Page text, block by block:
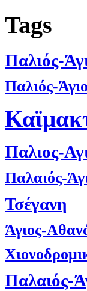
Tags
Παλιός-
Παλιός-
Παλιος-
Παλαιός-
Τσέγανη
Άγιος-
Παλαιός-